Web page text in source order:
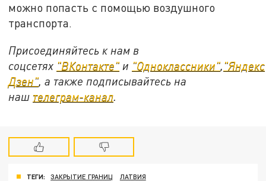
можно попасть с помощью воздушного
транспорта.
Присоединяйтесь к нам в
соцсетях "ВКонтакте" и "Одноклассники", "Яндекс
Дзен", а также подписывайтесь на
наш телеграм-канал.
ТЕГИ: ЗАКРЫТИЕ ГРАНИЦ
ЛАТВИЯ